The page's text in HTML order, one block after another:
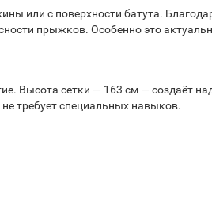
или с поверхности батута.
прыжков. Особенно это
Высота сетки — 163 см — создаёт
требует специальных навыков.